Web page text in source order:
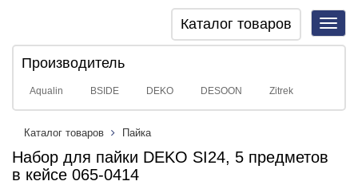
Каталог товаров
Производитель
Aqualin BSIDE DEKO DESOON Zitrek
Каталог товаров Пайка
Набор для пайки DEKO SI24, 5 предметов
в кейсе 065-0414